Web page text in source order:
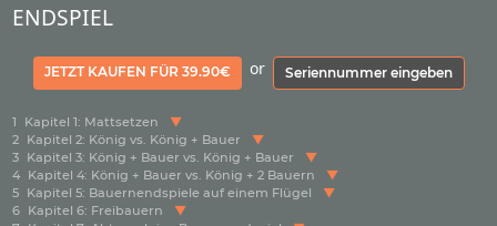
ENDSPIEL
JETZT KAUFEN FÜR 39.90€ or Seriennummer eingeben
1
Kapitel 1: Mattsetzen
2
Kapitel 2: König vs. König + Bauer
3
Kapitel 3: König + Bauer vs. König + Bauer
4
Kapitel 4: König + Bauer vs. König + 2 Bauern
5
Kapitel 5: Bauernendspiele auf einem Flügel
6
Kapitel 6: Freibauern